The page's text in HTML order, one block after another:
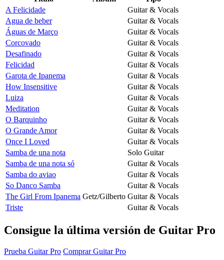
A Felicidade
Guitar & Vocals
Agua de beber
Guitar & Vocals
Águas de Março
Guitar & Vocals
Corcovado
Guitar & Vocals
Desafinado
Guitar & Vocals
Felicidad
Guitar & Vocals
Garota de Ipanema
Guitar & Vocals
How Insensitive
Guitar & Vocals
Luiza
Guitar & Vocals
Meditation
Guitar & Vocals
O Barquinho
Guitar & Vocals
O Grande Amor
Guitar & Vocals
Once I Loved
Guitar & Vocals
Samba de una nota
Solo Guitar
Samba de una nota só
Guitar & Vocals
Samba do aviao
Guitar & Vocals
So Danco Samba
Guitar & Vocals
The Girl From Ipanema Getz/Gilberto Guitar & Vocals
Triste
Guitar & Vocals
Consigue la última versión de Guitar Pro
Prueba Guitar Pro Comprar Guitar Pro